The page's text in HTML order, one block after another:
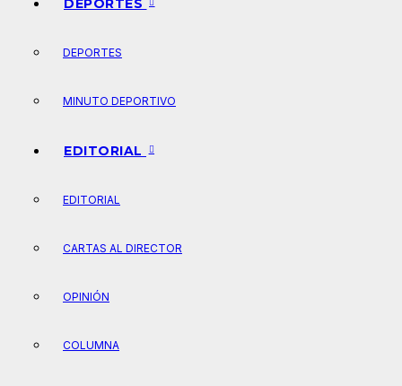
DEPORTES
DEPORTES
MINUTO DEPORTIVO
EDITORIAL
EDITORIAL
CARTAS AL DIRECTOR
OPINIÓN
COLUMNA